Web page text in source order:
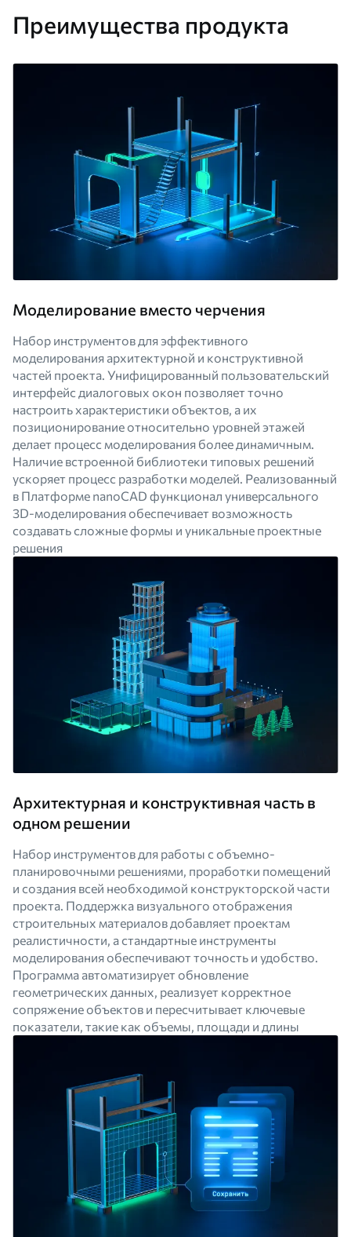
Преимущества продукта
Моделирование вместо черчения
Набор инструментов для эффективного
моделирования архитектурной и конструктивной
частей проекта. Унифицированный пользовательский
интерфейс диалоговых окон позволяет точно
настроить характеристики объектов, а их
позиционирование относительно уровней этажей
делает процесс моделирования более динамичным.
Наличие встроенной библиотеки типовых решений
ускоряет процесс разработки моделей. Реализованный
в Платформе nanoCAD функционал универсального
3D-моделирования обеспечивает возможность
создавать сложные формы и уникальные проектные
решения
Архитектурная и конструктивная часть в
одном решении
Набор инструментов для работы с объемно-
планировочными решениями, проработки помещений
и создания всей необходимой конструкторской части
проекта. Поддержка визуального отображения
строительных материалов добавляет проектам
реалистичности, а стандартные инструменты
моделирования обеспечивают точность и удобство.
Программа автоматизирует обновление
геометрических данных, реализует корректное
сопряжение объектов и пересчитывает ключевые
показатели, такие как объемы, площади и длины